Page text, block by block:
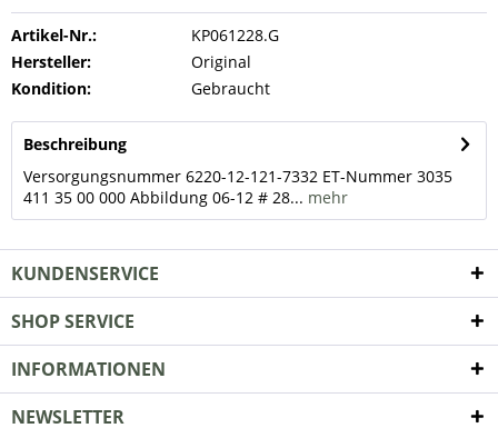
Artikel-Nr.:
KP061228.G
Hersteller:
Original
Kondition:
Gebraucht
Beschreibung
Versorgungsnummer 6220-12-121-7332 ET-Nummer 3035
411 35 00 000 Abbildung 06-12 # 28... mehr
KUNDENSERVICE
SHOP SERVICE
INFORMATIONEN
NEWSLETTER